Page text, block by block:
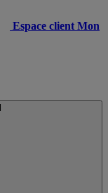
Espace client Mon